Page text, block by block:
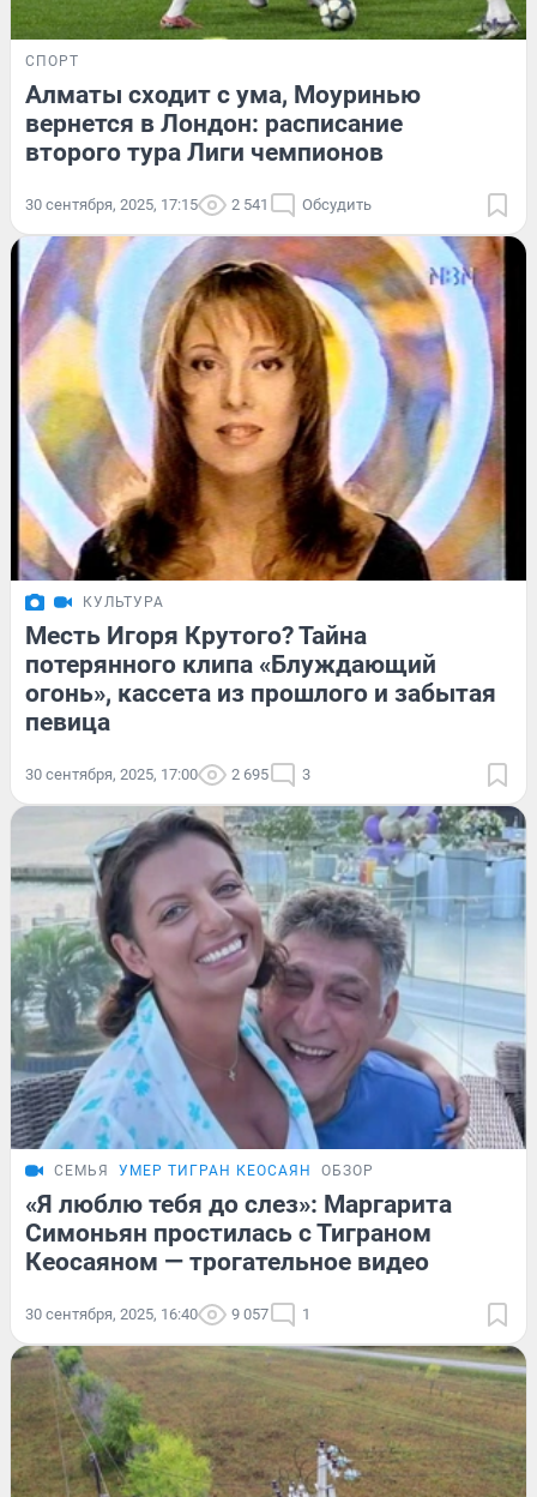
СПОРТ
Алматы сходит с ума, Моуринью
вернется в Лондон: расписание
второго тура Лиги чемпионов
30 сентября, 2025, 17:15 2 541 Обсудить
КУЛЬТУРА
Месть Игоря Крутого? Тайна
потерянного клипа «Блуждающий
огонь», кассета из прошлого и забытая
певица
30 сентября, 2025, 17:00 2 695 3
СЕМЬЯ УМЕР ТИГРАН КЕОСАЯН ОБЗОР
«Я люблю тебя до слез»: Маргарита
Симоньян простилась с Тиграном
Кеосаяном — трогательное видео
30 сентября, 2025, 16:40 9 057 1